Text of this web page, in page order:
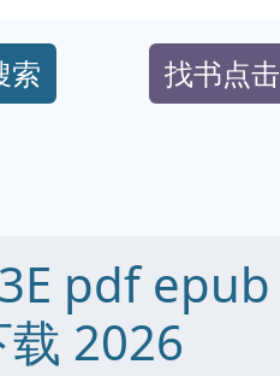
索 找书点击
pdf epub
2026